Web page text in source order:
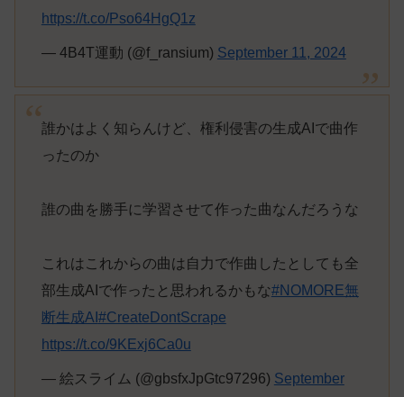
https://t.co/Pso64HgQ1z
— 4B4T運動 (@f_ransium) September 11, 2024
誰かはよく知らんけど、権利侵害の生成AIで曲作
ったのか
誰の曲を勝手に学習させて作った曲なんだろうな
これはこれからの曲は自力で作曲したとしても全
部生成AIで作ったと思われるかもな#NOMORE無
断生成AI #CreateDontScrape
https://t.co/9KExj6Ca0u
— 絵スライム (@gbsfxJpGtc97296) September